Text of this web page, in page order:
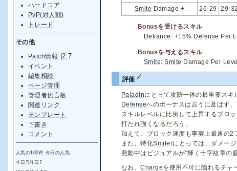
Smite Damage + 26-29 29-32
Bonusを受けるスキル
Defiance : +15% Defense Per
Bonusを与えるスキル
Smite:Smite Damage Per
評価
Paladinにとって攻防一体の最重要スキ
Defenseへのボーナスは言うに及ばず
スキルレベルに比例して上昇するブロ
打たれ強くなるだろう。
加えて、ブロック速度も事実上最速の2
また、特化Smiterにとっては、ダメー
発動中はビジュアルが“輝く十字紋章の
なお、Chargeを使用不可に陥れるチャ
ハードコア
PvP(対人戦)
トレード
その他
Patch情報 |2.7
イベント
編集相談
ページ管理
管理者伝言板
関連リンク
テンプレート
下書き
コメント
人気の100件 今日の人気
今日 ? |昨日 ?